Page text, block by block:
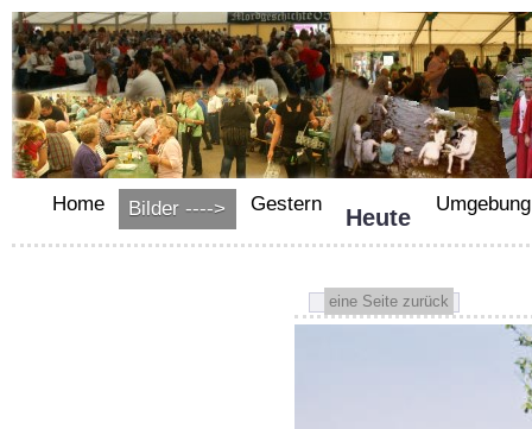
Home Bilder ----> Gestern
Heute
Umgebung